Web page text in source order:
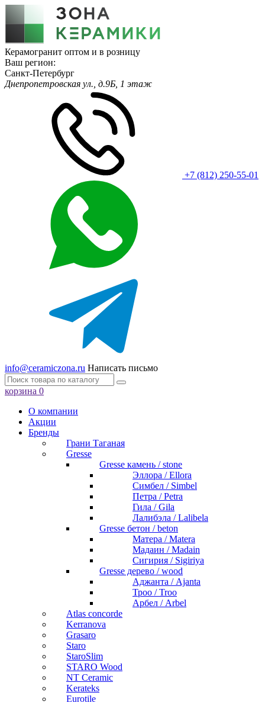
Керамогранит оптом и в розницу
Ваш регион:
Санкт-Петербург
Днепропетровская ул., д.9Б, 1 этаж
+7 (812) 250-55-01
info@ceramiczona.ru Написать письмо
корзина 0
О компании
Акции
Бренды
Грани Таганая
Gresse
Gresse камень / stone
Эллора / Ellora
Симбел / Simbel
Петра / Petra
Гила / Gila
Лалибэла / Lalibela
Gresse бетон / beton
Матера / Matera
Мадаин / Madain
Сигирия / Sigiriya
Gresse дерево / wood
Аджанта / Ajanta
Троо / Troo
Арбел / Arbel
Atlas concorde
Kerranova
Grasaro
Staro
StaroSlim
STARO Wood
NT Ceramic
Kerateks
Eurotile